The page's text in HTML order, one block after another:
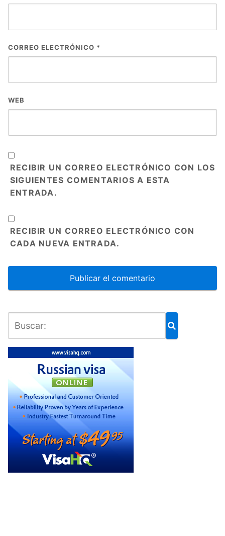
CORREO ELECTRÓNICO *
WEB
RECIBIR UN CORREO ELECTRÓNICO CON LOS
SIGUIENTES COMENTARIOS A ESTA
ENTRADA.
RECIBIR UN CORREO ELECTRÓNICO CON
CADA NUEVA ENTRADA.